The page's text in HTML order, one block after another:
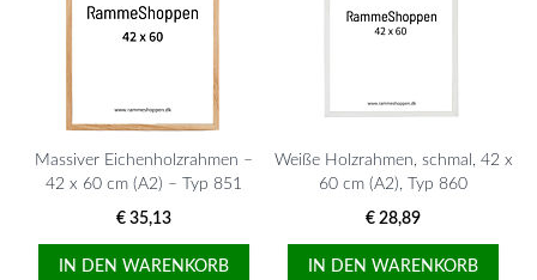
Massiver Eichenholzrahmen –
42 x 60 cm (A2) – Typ 851
€ 35,13
IN DEN WARENKORB
Weiße Holzrahmen, schmal, 42 x
60 cm (A2), Typ 860
€ 28,89
IN DEN WARENKORB